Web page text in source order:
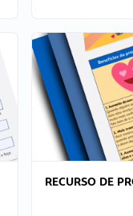
RECURSO DE